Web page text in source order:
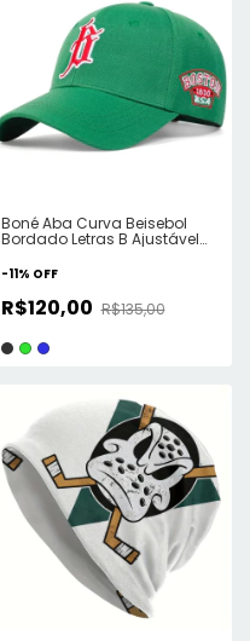
Boné Aba Curva Beisebol
Bordado Letras B Ajustável
-11% OFF
R$120,00 R$135,00